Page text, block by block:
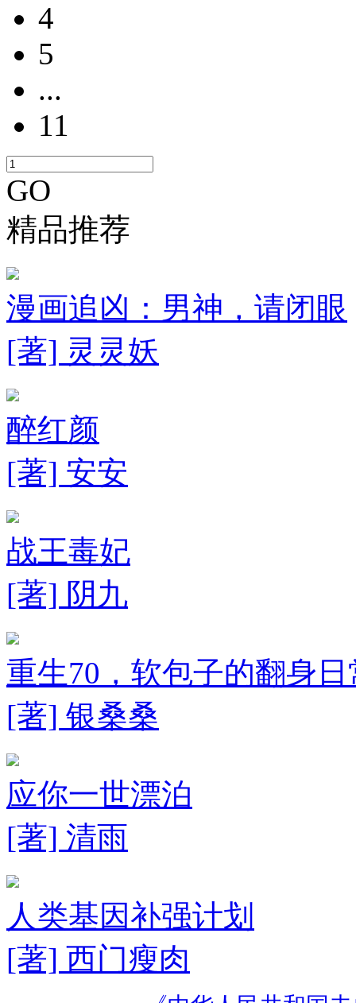
4
5
...
11
GO
精品推荐
漫画追凶：男神，请闭眼
[著] 灵灵妖
醉红颜
[著] 安安
战王毒妃
[著] 阴九
重生70，软包子的翻身日
[著] 银桑桑
应你一世漂泊
[著] 清雨
人类基因补强计划
[著] 西门瘦肉